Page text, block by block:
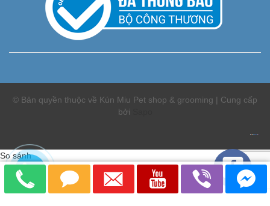
© Bản quyền thuộc về Kún Miu Pet shop & grooming | Cung cấp
bởi
So sánh